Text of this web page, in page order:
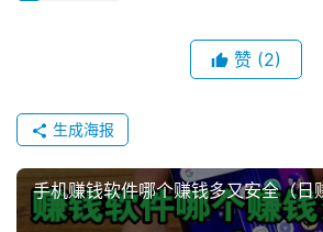
赞 (2)
生成海报
手机赚钱软件哪个赚钱多又安全（日